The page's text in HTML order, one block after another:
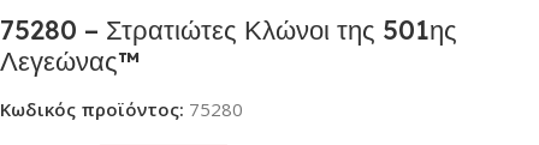
75280 – Στρατιώτες Κλώνοι της 501ης
Λεγεώνας™
Κωδικός προϊόντος: 75280